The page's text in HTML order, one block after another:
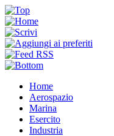
Home
Aerospazio
Marina
Esercito
Industria